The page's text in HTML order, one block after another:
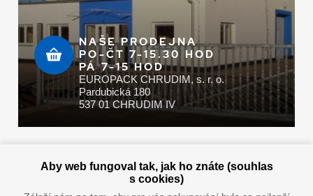
NAŠE PRODEJNA
PO-ČT 7-15.30 HOD
PÁ 7-15 HOD
EUROPACK CHRUDIM, s. r. o.
Pardubická 180
537 01 CHRUDIM IV
Aby web fungoval tak, jak ho znáte (souhlas
s cookies)